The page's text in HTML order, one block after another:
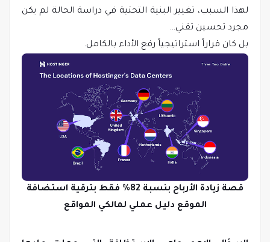
لهذا السبب، تغيير البنية التحتية في دراسة الحالة لم يكن
مجرد تحسين تقني…
بل كان قراراً استراتيجياً رفع الأداء بالكامل.
قصة زيادة الأرباح بنسبة 82% فقط بترقية استضافة
الموقع دليل عملي لمالكي المواقع